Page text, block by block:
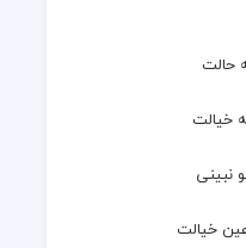
حالت
خیالت
نبینی
عین خیالت